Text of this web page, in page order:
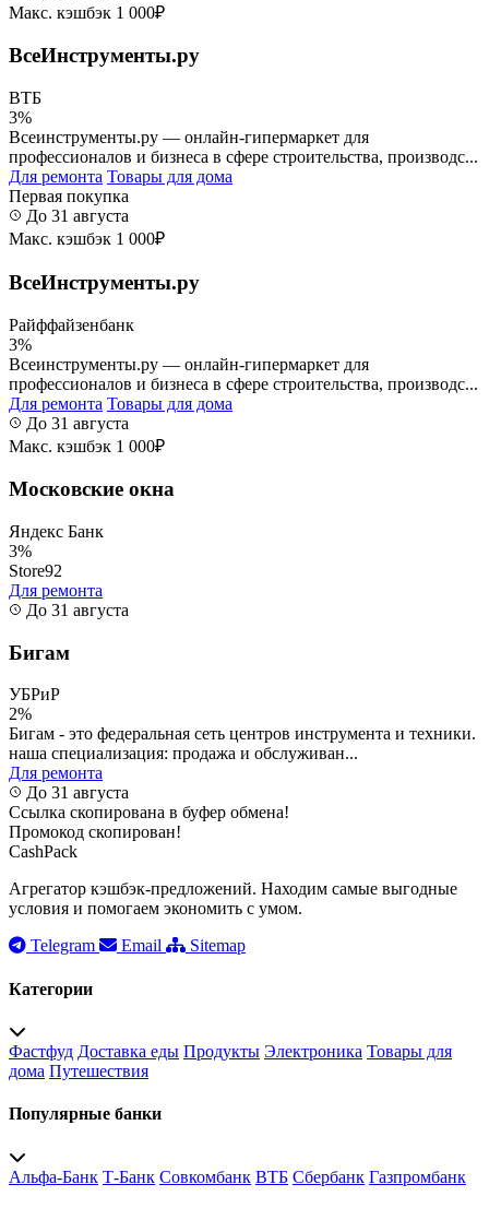
Макс. кэшбэк 1 000₽
ВсеИнструменты.ру
ВТБ
3%
Всеинструменты.ру — онлайн-гипермаркет для
профессионалов и бизнеса в сфере строительства, производс...
Для ремонта Товары для дома
Первая покупка
До 31 августа
Макс. кэшбэк 1 000₽
ВсеИнструменты.ру
Райффайзенбанк
3%
Всеинструменты.ру — онлайн-гипермаркет для
профессионалов и бизнеса в сфере строительства, производс...
Для ремонта Товары для дома
До 31 августа
Макс. кэшбэк 1 000₽
Московские окна
Яндекс Банк
3%
Store92
Для ремонта
До 31 августа
Бигам
УБРиР
2%
Бигам - это федеральная сеть центров инструмента и техники.
наша специализация: продажа и обслуживан...
Для ремонта
До 31 августа
Ссылка скопирована в буфер обмена!
Промокод скопирован!
CashPack
Агрегатор кэшбэк-предложений. Находим самые выгодные
условия и помогаем экономить с умом.
Telegram
Email Sitemap
Категории
Фастфуд Доставка еды Продукты Электроника Товары для
дома Путешествия
Популярные банки
Альфа-Банк Т-Банк Совкомбанк ВТБ Сбербанк Газпромбанк